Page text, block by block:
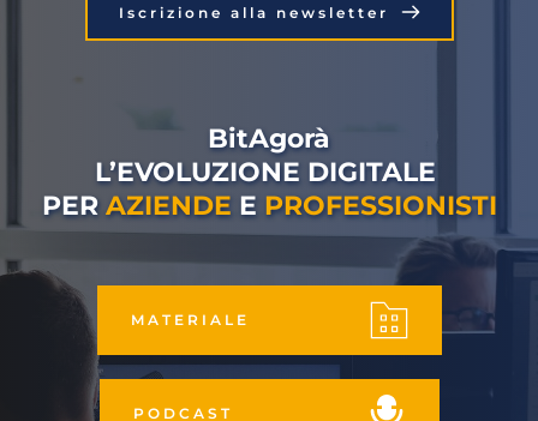
Iscrizione alla newsletter
BitAgorà
L’EVOLUZIONE DIGITALE
PER AZIENDE E PROFESSIONISTI
MATERIALE
PODCAST